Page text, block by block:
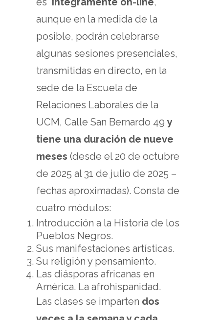
aunque en la medida de la
posible, podrán celebrarse
algunas sesiones presenciales,
transmitidas en directo, en la
sede de la Escuela de
Relaciones Laborales de la
UCM, Calle San Bernardo 49 y
tiene una duración de nueve
meses (desde el 20 de octubre
de 2025 al 31 de julio de 2025 –
fechas aproximadas). Consta de
cuatro módulos:
Introducción a la Historia de los
Pueblos Negros.
Sus manifestaciones artísticas.
Su religión y pensamiento.
Las diásporas africanas en
América. La afrohispanidad.
Las clases se imparten dos